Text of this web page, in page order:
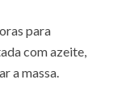
para
com azeite,
a massa.